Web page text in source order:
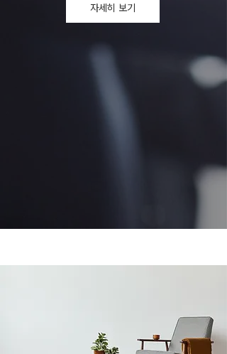
자세히 보기